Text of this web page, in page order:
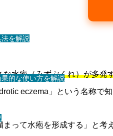
を解説
的な使い方を解説
水疱（みずぶくれ）が多発
eczema」という名称で知
って水疱を形成する」と